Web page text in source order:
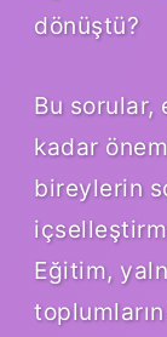
dönüştü?
Bu sorular,
kadar
bireylerin
Eğitim,